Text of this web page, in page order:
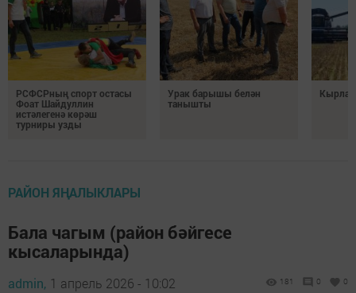
РСФСРның спорт остасы
Фоат Шайдуллин
истәлегенә көрәш
турниры узды
Урак барышы белән
танышты
РАЙОН ЯҢАЛЫКЛАРЫ
Бала чагым (район бәйгесе
кысаларында)
admin, 1 апрель 2026 - 10:02 181 0 0